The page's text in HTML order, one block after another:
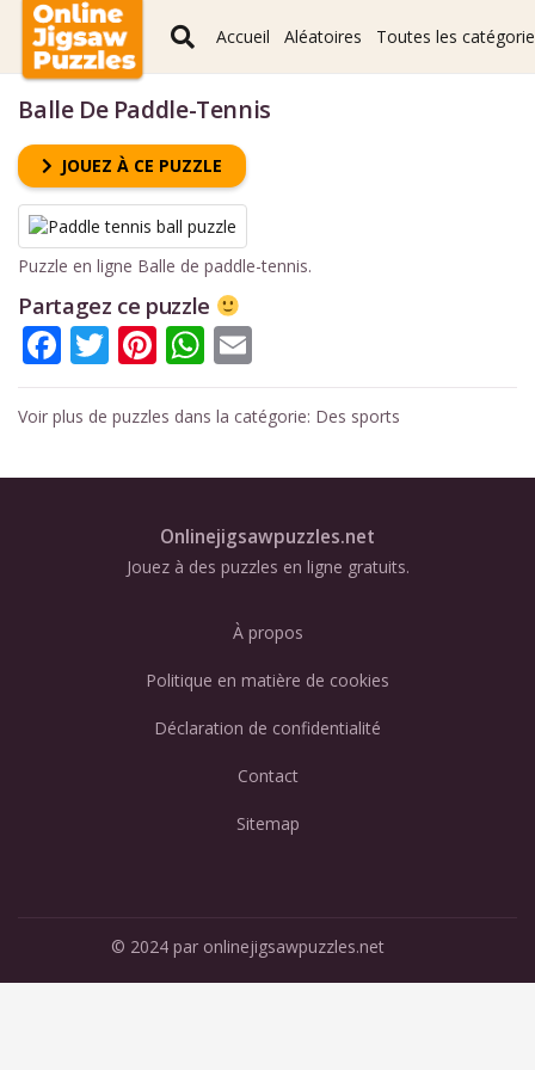
Accueil Aléatoires Toutes les
Balle De Paddle-Tennis
JOUEZ À CE PUZZLE
Puzzle en ligne Balle de paddle-tennis.
Partagez ce puzzle
Facebook
Twitter
Pinterest
WhatsApp
Voir plus de puzzles dans la catégorie: Des sports
Onlinejigsawpuzzles.net
Jouez à des puzzles en ligne gratuits.
À propos
Politique en matière de cookies
Déclaration de confidentialité
Contact
Sitemap
© 2024 par onlinejigsawpuzzles.net